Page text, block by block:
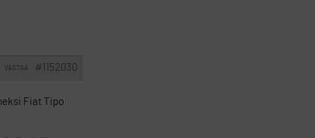
#1152030
VASTAA
Fiat Tipo